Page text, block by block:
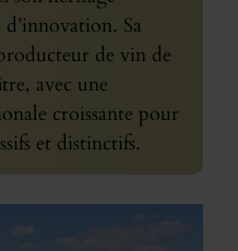
Sa
de vin de
avec une
croissante pour
et distinctifs.